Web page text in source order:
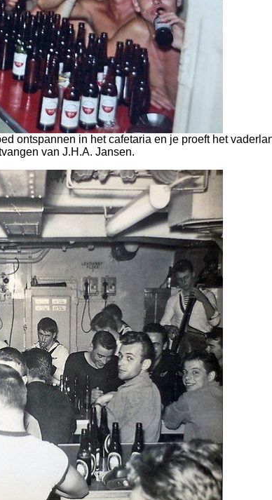
ontspannen in het cafetaria en je proeft het
van J.H.A. Jansen.